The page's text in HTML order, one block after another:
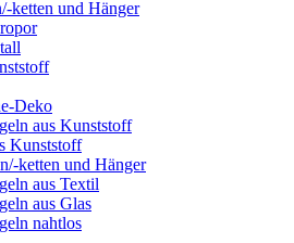
ketten und Hänger
Deko
aus Kunststoff
Kunststoff
ketten und Hänger
aus Textil
aus Glas
nahtlos